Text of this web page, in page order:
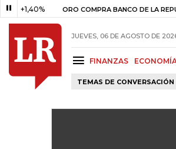
ORO COMPRA BANCO DE LA REPÚBLICA $
JUEVES, 06 DE AGOSTO DE
FINANZAS
TEMAS DE CONVERSACIÓN